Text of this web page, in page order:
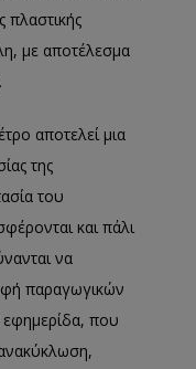
πλαστικής
με αποτέλεσμα
αποτελεί μια
της
του
και πάλι
να
παραγωγικών
εφημερίδα, που